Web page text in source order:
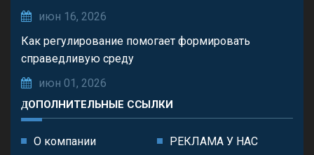
июн 16, 2026
Как регулирование помогает формировать
справедливую среду
июн 01, 2026
ДОПОЛНИТЕЛЬНЫЕ ССЫЛКИ
О компании РЕКЛАМА У НАС